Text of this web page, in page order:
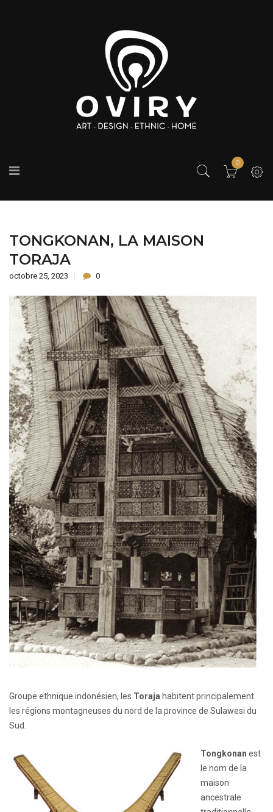
0
TONGKONAN, LA MAISON
TORAJA
octobre 25, 2023 0
Groupe ethnique indonésien, les Toraja habitent principalement
les régions montagneuses du nord de la province de Sulawesi du
Sud.
Tongkonan est
le nom de la
maison
ancestrale